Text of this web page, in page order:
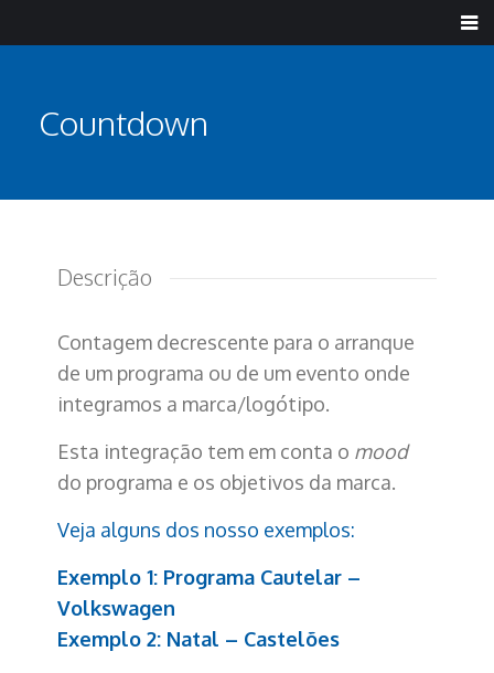
Countdown
Descrição
Contagem decrescente para o arranque
de um programa ou de um evento onde
integramos a marca/logótipo.
Esta integração tem em conta o mood
do programa e os objetivos da marca.
Veja alguns dos nosso exemplos:
Exemplo 1: Programa Cautelar –
Volkswagen
Exemplo 2: Natal – Castelões